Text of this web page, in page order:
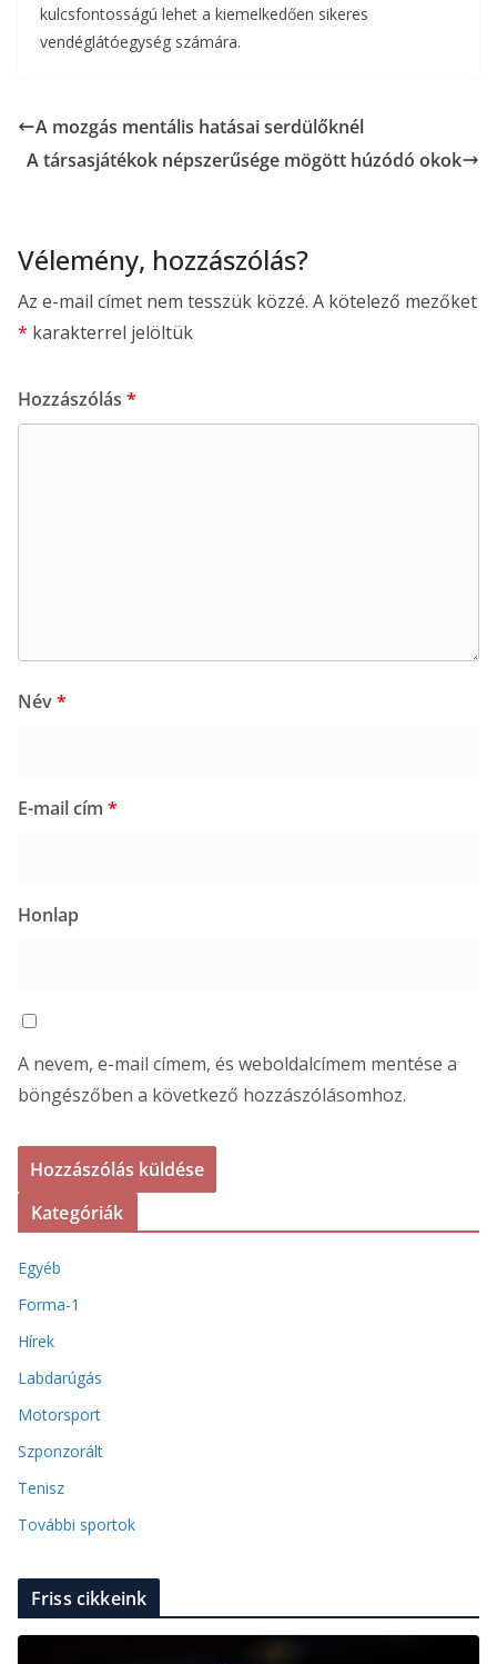
kulcsfontosságú lehet a kiemelkedően sikeres
vendéglátóegység számára.
A mozgás mentális hatásai serdülőknél
A társasjátékok népszerűsége mögött húzódó okok
Vélemény, hozzászólás?
Az e-mail címet nem tesszük közzé. A kötelező mezőket
* karakterrel jelöltük
Hozzászólás *
Név*
E-mail cím *
Honlap
A nevem, e-mail címem, és weboldalcímem mentése a
böngészőben a következő hozzászólásomhoz.
Kategóriák
Egyéb
Forma-1
Hírek
Labdarúgás
Motorsport
Szponzorált
Tenisz
További sportok
Friss cikkeink